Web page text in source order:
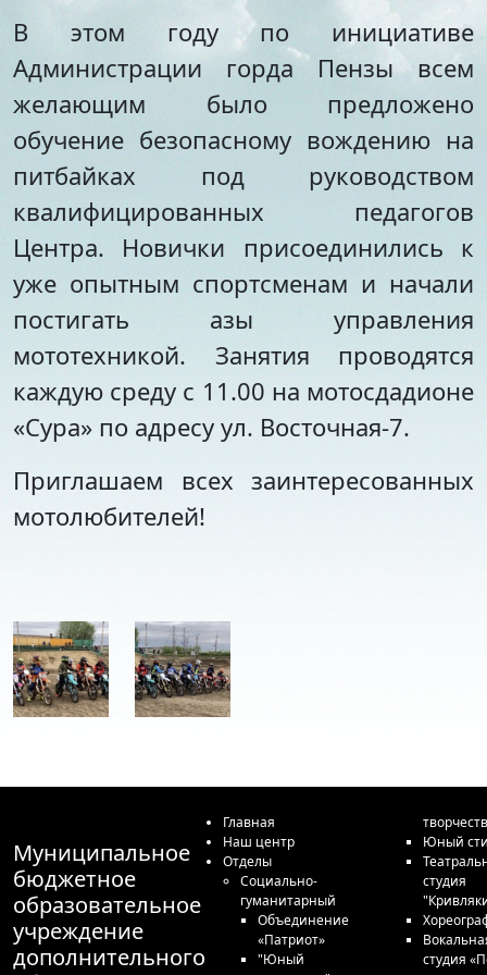
Морское многоборье
Волейбол
Тхэквондо
Художественная
гимнастика
Лёгкая атлетика
Фитнес-аэробика
Киокусинкай
Дзюдо
Шахматы
Фитбол
Технический
Мотоспорт
Новостная студия
Стипендии и меры
поддержки обучающихся
Международное
сотрудничество
Организация питания в
образовательной
Документы по АХЧ
Педагогический салон
Виртуальная экскурсия
В этом году по инициативе
Администрации горда Пензы всем
желающим было предложено
обучение безопасному вождению на
питбайках под руководством
квалифицированных педагогов
Центра. Новички присоединились к
уже опытным спортсменам и начали
постигать азы управления
мототехникой. Занятия проводятся
каждую среду с 11.00 на мотосдадионе
«Сура» по адресу ул. Восточная-7.
Приглашаем всех заинтересованных
мотолюбителей!
Муниципальное
бюджетное
образовательное
учреждение
дополнительного
Главная
Наш центр
Отделы
Социально-
гуманитарный
Объединение
«Патриот»
"Юный
Юный
студия
студия